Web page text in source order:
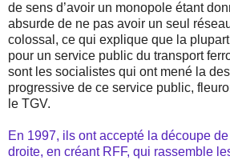
de sens d’avoir un monopole étant
absurde de ne pas avoir un seul
colossal, ce qui explique que la
pour un service public du transport
sont les socialistes qui ont mené la
progressive de ce service public,
le TGV.
En 1997, ils ont accepté la découpe
droite, en créant RFF, qui rassemble